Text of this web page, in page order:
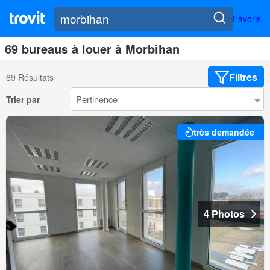
Favoris
69 bureaus à louer à Morbihan
69 Résultats Filtres
Trier par
très demandée
4 Photos